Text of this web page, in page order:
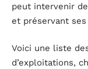
peut intervenir
et préservant
Voici une liste
d’exploitations,